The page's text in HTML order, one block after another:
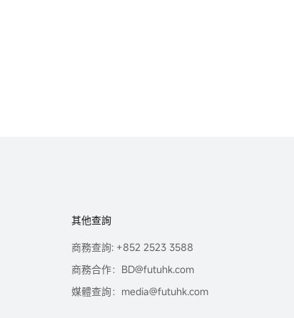
其他查詢
商務查詢: +852 2523 3588
商務合作：BD@futuhk.com
媒體查詢：media@futuhk.com